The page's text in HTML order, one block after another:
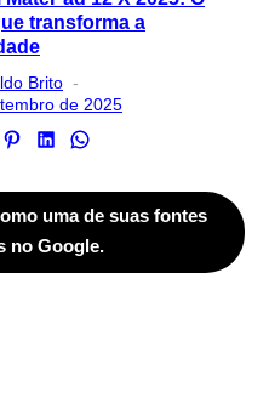
transforma a
Brito
on
de 2025
uma de suas fontes
no Google.